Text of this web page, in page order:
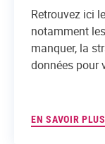
Retrouvez ici
notamment
manquer, la
données pour
EN SAVOIR PLUS